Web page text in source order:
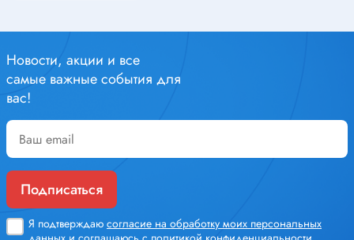
Новости, акции и все
самые важные события для
вас!
Подписаться
Я подтверждаю согласие на обработку моих персональных